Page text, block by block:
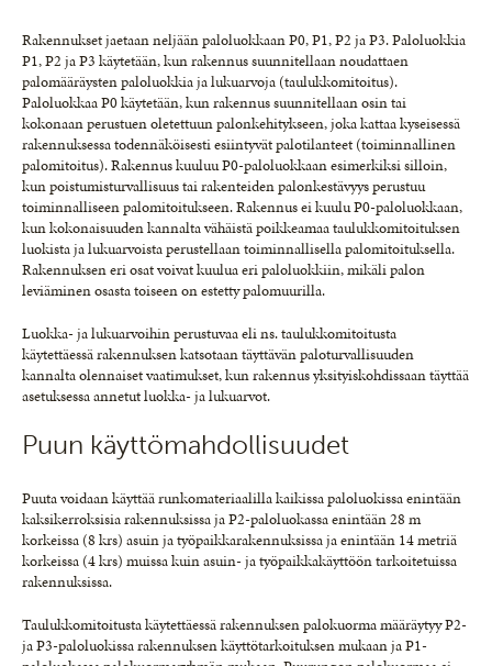
Rakennukset jaetaan neljään paloluokkaan P0, P1, P2 ja P3. Paloluokkia
P1, P2 ja P3 käytetään, kun rakennus suunnitellaan noudattaen
palomääräysten paloluokkia ja lukuarvoja (taulukkomitoitus).
Paloluokkaa P0 käytetään, kun rakennus suunnitellaan osin tai
kokonaan perustuen oletettuun palonkehitykseen, joka kattaa kyseisessä
rakennuksessa todennäköisesti esiintyvät palotilanteet (toiminnallinen
palomitoitus). Rakennus kuuluu P0-paloluokkaan esimerkiksi silloin,
kun poistumisturvallisuus tai rakenteiden palonkestävyys perustuu
toiminnalliseen palomitoitukseen. Rakennus ei kuulu P0-paloluokkaan,
kun kokonaisuuden kannalta vähäistä poikkeamaa taulukkomitoituksen
luokista ja lukuarvoista perustellaan toiminnallisella palomitoituksella.
Rakennuksen eri osat voivat kuulua eri paloluokkiin, mikäli palon
leviäminen osasta toiseen on estetty palomuurilla.
Luokka- ja lukuarvoihin perustuvaa eli ns. taulukkomitoitusta
käytettäessä rakennuksen katsotaan täyttävän paloturvallisuuden
kannalta olennaiset vaatimukset, kun rakennus yksityiskohdissaan täyttää
asetuksessa annetut luokka- ja lukuarvot.
Puun käyttömahdollisuudet
Puuta voidaan käyttää runkomateriaalilla kaikissa paloluokissa enintään
kaksikerroksisia rakennuksissa ja P2-paloluokassa enintään 28 m
korkeissa (8 krs) asuin ja työpaikkarakennuksissa ja enintään 14 metriä
korkeissa (4 krs) muissa kuin asuin- ja työpaikkakäyttöön tarkoitetuissa
rakennuksissa.
Taulukkomitoitusta käytettäessä rakennuksen palokuorma määräytyy P2-
ja P3-paloluokissa rakennuksen käyttötarkoituksen mukaan ja P1-